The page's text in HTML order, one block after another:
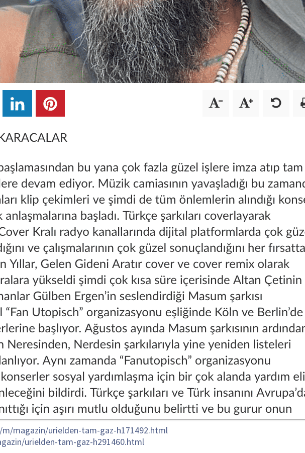
magazin/urielden-tam-gaz-h171492.html
urielden-tam-gaz-h291460.html